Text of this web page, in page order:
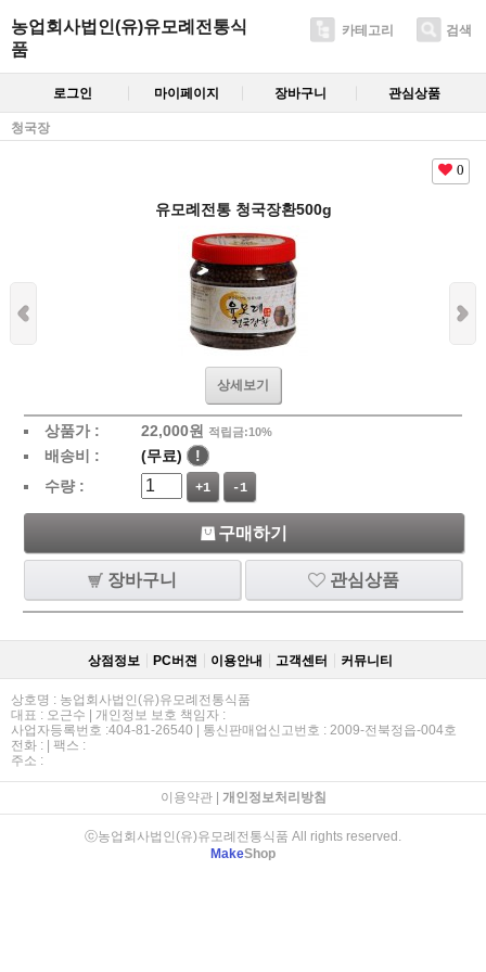
농업회사법인(유)유모례전통식
품
카테고리 검색
로그인 마이페이지 장바구니 관심상품
청국장
0
유모례전통 청국장환500g
상세보기
상품가 : 22,000원 적립금:10%
배송비 : (무료)
!
수량 :
+1 -1
구매하기
장바구니 관심상품
상점정보 PC버젼 이용안내 고객센터 커뮤니티
상호명 : 농업회사법인(유)유모례전통식품
대표 : 오근수 | 개인정보 보호 책임자 :
사업자등록번호 :404-81-26540 | 통신판매업신고번호 : 2009-전북정읍-004호
전화 : | 팩스 :
주소 :
이용약관| 개인정보처리방침
ⓒ농업회사법인(유)유모례전통식품 All rights reserved.
MakeShop